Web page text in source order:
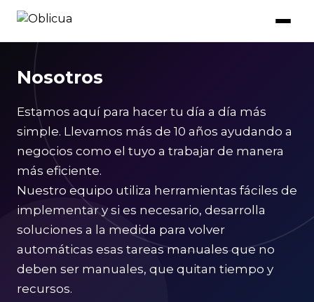
Nosotros
Estamos aquí para hacer tu día a día más
simple. Llevamos más de 10 años ayudando a
negocios como el tuyo a trabajar de manera
más eficiente.
Nuestro equipo utiliza herramientas fáciles de
implementar y si es necesario, desarrolla
soluciones a la medida para volver
automáticas esas tareas manuales que no
deben ser manuales, que quitan tiempo y
recursos.